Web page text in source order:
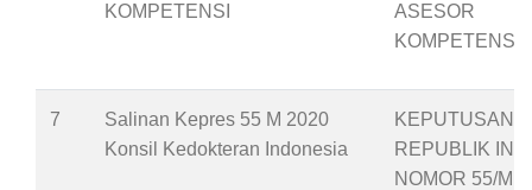
KOMPETENSI
ASESOR
KOMPETENSI
7
Salinan Kepres 55 M 2020
Konsil Kedokteran Indonesia
KEPUTUSAN
REPUBLIK
NOMOR 55/M